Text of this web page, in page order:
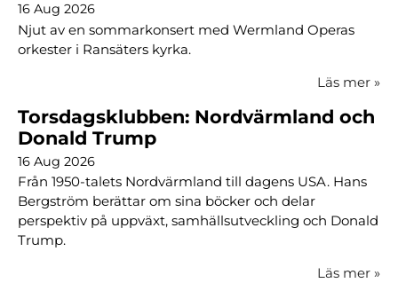
16 Aug 2026
Njut av en sommarkonsert med Wermland Operas
orkester i Ransäters kyrka.
Läs mer »
Torsdagsklubben: Nordvärmland och
Donald Trump
16 Aug 2026
Från 1950-talets Nordvärmland till dagens USA. Hans
Bergström berättar om sina böcker och delar
perspektiv på uppväxt, samhällsutveckling och Donald
Trump.
Läs mer »